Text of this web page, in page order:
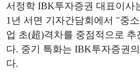
서정학 IBK투자증권 대표이사
1년 서면 기자간담회에서 "중
업 초(超)격차를 중점적으로
다. 중기 특화는 IBK투자증권
다.